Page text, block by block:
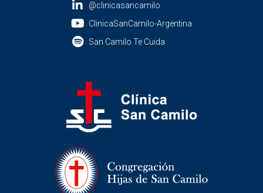
@clinicasancamilo
ClinicaSanCamilo-Argentina
San Camilo Te Cuida